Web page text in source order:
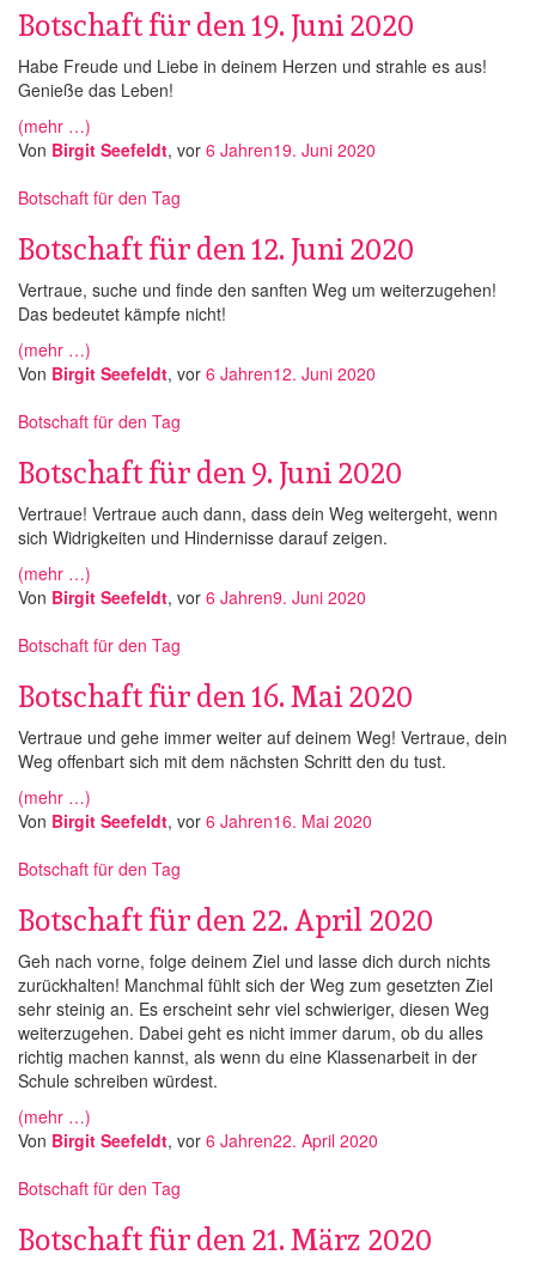
Botschaft für den 19. Juni 2020
Habe Freude und Liebe in deinem Herzen und strahle es aus!
Genieße das Leben!
(mehr …)
Von Birgit Seefeldt, vor 6 Jahren19. Juni 2020
Botschaft für den Tag
Botschaft für den 12. Juni 2020
Vertraue, suche und finde den sanften Weg um weiterzugehen!
Das bedeutet kämpfe nicht!
(mehr …)
Von Birgit Seefeldt, vor 6 Jahren12. Juni 2020
Botschaft für den Tag
Botschaft für den 9. Juni 2020
Vertraue! Vertraue auch dann, dass dein Weg weitergeht, wenn
sich Widrigkeiten und Hindernisse darauf zeigen.
(mehr …)
Von Birgit Seefeldt, vor 6 Jahren9. Juni 2020
Botschaft für den Tag
Botschaft für den 16. Mai 2020
Vertraue und gehe immer weiter auf deinem Weg! Vertraue, dein
Weg offenbart sich mit dem nächsten Schritt den du tust.
(mehr …)
Von Birgit Seefeldt, vor 6 Jahren16. Mai 2020
Botschaft für den Tag
Botschaft für den 22. April 2020
Geh nach vorne, folge deinem Ziel und lasse dich durch nichts
zurückhalten! Manchmal fühlt sich der Weg zum gesetzten Ziel
sehr steinig an. Es erscheint sehr viel schwieriger, diesen Weg
weiterzugehen. Dabei geht es nicht immer darum, ob du alles
richtig machen kannst, als wenn du eine Klassenarbeit in der
Schule schreiben würdest.
(mehr …)
Von Birgit Seefeldt, vor 6 Jahren22. April 2020
Botschaft für den Tag
Botschaft für den 21. März 2020